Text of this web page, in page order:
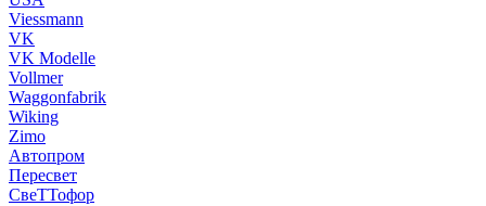
Viessmann
VK
VK Modelle
Vollmer
Waggonfabrik
Wiking
Zimo
Автопром
Пересвет
СвеТТофор